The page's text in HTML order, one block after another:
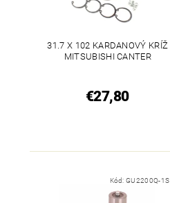
31.7 X 102 KARDANOVÝ KRÍŽ
MITSUBISHI CANTER
€27,80
Kód:GU2200Q-1S